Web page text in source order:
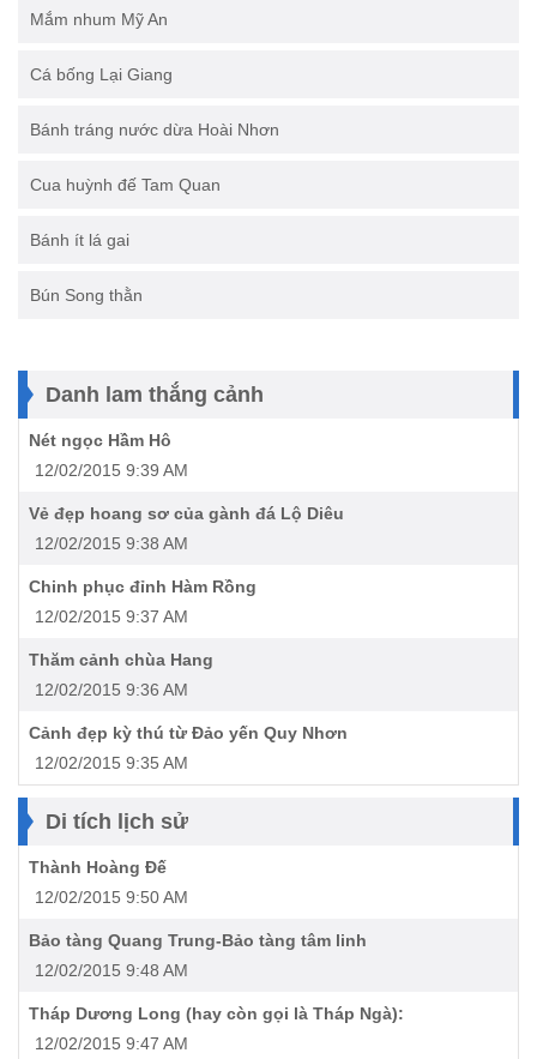
Mắm nhum Mỹ An
Cá bống Lại Giang
Bánh tráng nước dừa Hoài Nhơn
Cua huỳnh đế Tam Quan
Bánh ít lá gai
Bún Song thằn
Danh lam thắng cảnh
Nét ngọc Hầm Hô
12/02/2015 9:39 AM
Vẻ đẹp hoang sơ của gành đá Lộ Diêu
12/02/2015 9:38 AM
Chinh phục đỉnh Hàm Rồng
12/02/2015 9:37 AM
Thăm cảnh chùa Hang
12/02/2015 9:36 AM
Cảnh đẹp kỳ thú từ Đảo yến Quy Nhơn
12/02/2015 9:35 AM
Di tích lịch sử
Thành Hoàng Đế
12/02/2015 9:50 AM
Bảo tàng Quang Trung-Bảo tàng tâm linh
12/02/2015 9:48 AM
Tháp Dương Long (hay còn gọi là Tháp Ngà):
12/02/2015 9:47 AM